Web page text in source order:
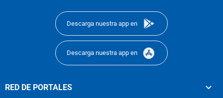
Descarga nuestra app en
Descarga nuestra app en
RED DE PORTALES